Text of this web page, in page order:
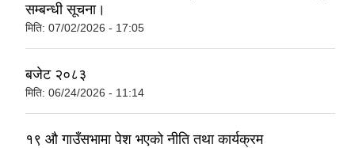
सम्बन्धी सूचना।
मिति: 07/02/2026 - 17:05
बजेट २०८३
मिति: 06/24/2026 - 11:14
१९ औ गाउँसभामा पेश भएको नीति तथा कार्यक्रम